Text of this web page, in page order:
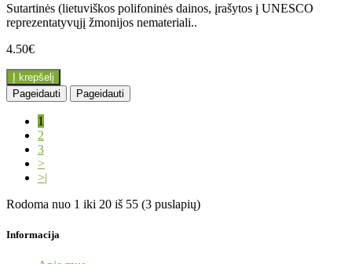
Sutartinės (lietuviškos polifoninės dainos, įrašytos į UNESCO
reprezentatyvųjį žmonijos nemateriali..
4.50€
Į krepšelį
Pageidauti
Pageidauti
1
2
3
>
>|
Rodoma nuo 1 iki 20 iš 55 (3 puslapių)
Informacija